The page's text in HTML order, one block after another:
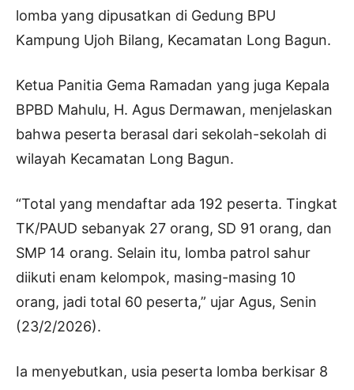
lomba yang dipusatkan di Gedung BPU
Kampung Ujoh Bilang, Kecamatan Long Bagun.
Ketua Panitia Gema Ramadan yang juga Kepala
BPBD Mahulu, H. Agus Dermawan, menjelaskan
bahwa peserta berasal dari sekolah-sekolah di
wilayah Kecamatan Long Bagun.
“Total yang mendaftar ada 192 peserta. Tingkat
TK/PAUD sebanyak 27 orang, SD 91 orang, dan
SMP 14 orang. Selain itu, lomba patrol sahur
diikuti enam kelompok, masing-masing 10
orang, jadi total 60 peserta,” ujar Agus, Senin
(23/2/2026).
Ia menyebutkan, usia peserta lomba berkisar 8